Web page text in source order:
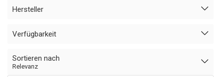
Hersteller
Verfügbarkeit
Sortieren nach
Relevanz